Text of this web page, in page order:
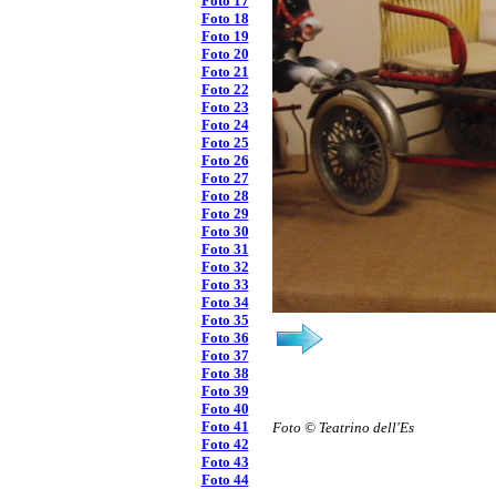
Foto 18
Foto 19
Foto 20
Foto 21
Foto 22
Foto 23
Foto 24
Foto 25
Foto 26
Foto 27
Foto 28
Foto 29
Foto 30
Foto 31
Foto 32
Foto 33
Foto 34
Foto 35
Foto 36
Foto 37
Foto 38
Foto 39
Foto 40
Foto 41
Foto 42
Foto 43
Foto 44
Foto © Teatrino dell'Es